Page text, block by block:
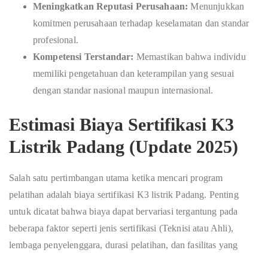
Meningkatkan Reputasi Perusahaan: Menunjukkan
komitmen perusahaan terhadap keselamatan dan standar
profesional.
Kompetensi Terstandar: Memastikan bahwa individu
memiliki pengetahuan dan keterampilan yang sesuai
dengan standar nasional maupun internasional.
Estimasi Biaya Sertifikasi K3
Listrik Padang (Update 2025)
Salah satu pertimbangan utama ketika mencari program
pelatihan adalah biaya sertifikasi K3 listrik Padang. Penting
untuk dicatat bahwa biaya dapat bervariasi tergantung pada
beberapa faktor seperti jenis sertifikasi (Teknisi atau Ahli),
lembaga penyelenggara, durasi pelatihan, dan fasilitas yang